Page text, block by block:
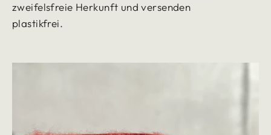
zweifelsfreie Herkunft und versenden
plastikfrei.